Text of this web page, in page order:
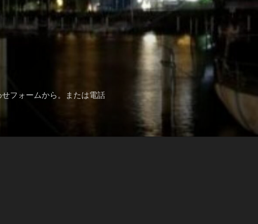
フォームから。または電話